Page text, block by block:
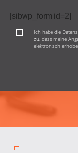
[sibwp_form id=2]
Ich habe die
zu, dass meine
elektronisch